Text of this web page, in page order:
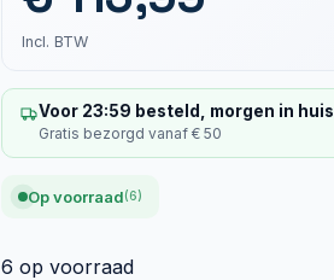
Incl. BTW
Voor 23:59 besteld, morgen in huis
Gratis bezorgd vanaf € 50
Op voorraad(6)
6 op voorraad